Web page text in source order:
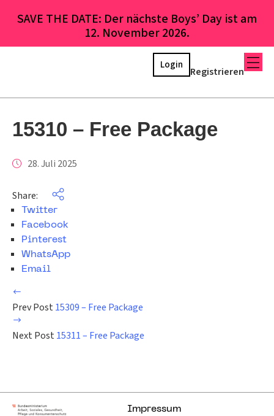
SAVE THE DATE: Der nächste Boys’ Day ist am
12. November 2026.
Registrieren
Login
15310 – Free Package
28. Juli 2025
Share:
Twitter
Facebook
Pinterest
WhatsApp
Email
Prev Post 15309 – Free Package
Next Post 15311 – Free Package
Impressum